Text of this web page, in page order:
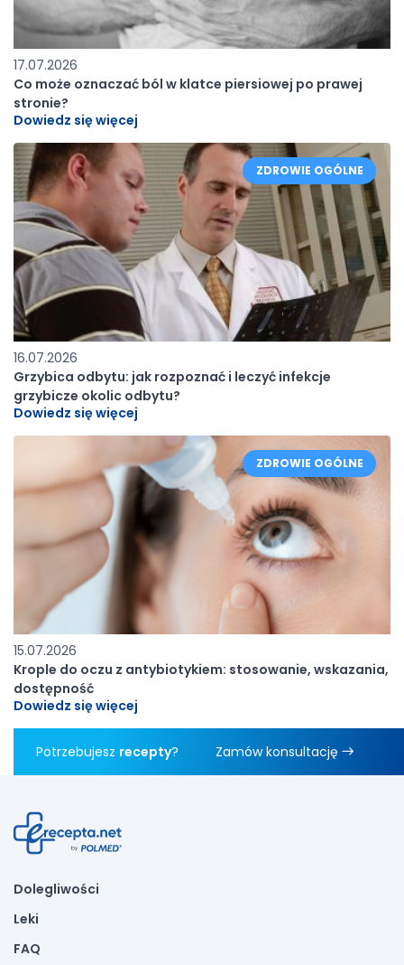
17.07.2026
Co może oznaczać ból w klatce piersiowej po prawej
stronie?
Dowiedz się więcej
16.07.2026
Grzybica odbytu: jak rozpoznać i leczyć infekcje
grzybicze okolic odbytu?
Dowiedz się więcej
ZDROWIE OGÓLNE
15.07.2026
Krople do oczu z antybiotykiem: stosowanie, wskazania,
dostępność
Dowiedz się więcej
ZDROWIE OGÓLNE
Potrzebujesz recepty? Zamów konsultację
Dolegliwości
Leki
FAQ